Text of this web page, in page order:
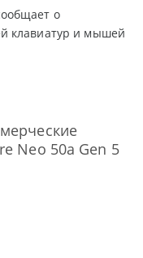
о
клавиатур и мышей
Neo 50a Gen 5